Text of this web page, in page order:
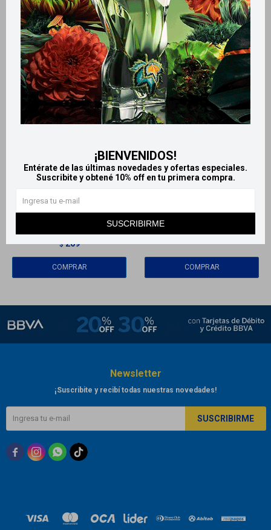
¡BIENVENIDOS!
Entérate de las últimas novedades y ofertas especiales.
Suscribite y obtené 10% off en tu primera compra.
SUSCRIBIRME
MAÑANA
LlegaMAÑANA
Garnier Skinactive mascarilla
$ 209
Llega MAÑANA
Newsletter
¡Suscribite y recibí todas nuestras novedades!
SUSCRIBIRME
  